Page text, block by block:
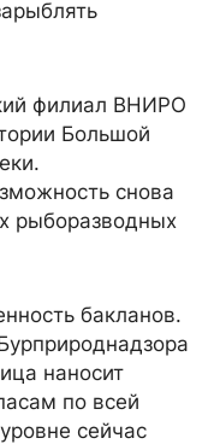
филиал ВНИРО
Большой
снова
рыборазводных
бакланов.
наносит
по всей
сейчас